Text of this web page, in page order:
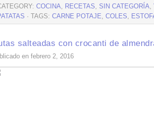
COCINA, RECETAS, SIN CATEGORÍA,
· TAGS: CARNE POTAJE, COLES,
salteadas con crocanti de
en febrero 2, 2016